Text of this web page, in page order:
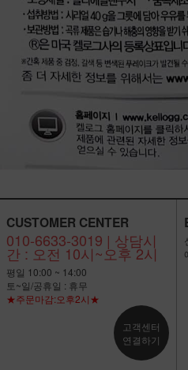
CUSTOMER CENTER
010-6633-3019 | 상담시
간 : 오전 10시~오후 2시
평일 10:00 ~ 14:00
토~일/공휴일 : 휴무
★주문마감:오후2시★
고객센터
연결하기